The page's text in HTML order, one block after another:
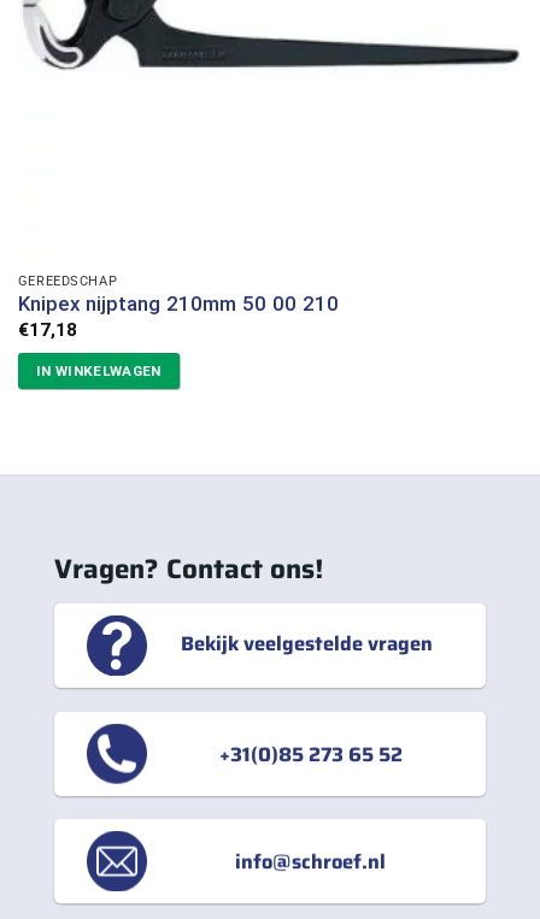
GEREEDSCHAP
Knipex nijptang 210mm 50 00 210
€17,18
IN WINKELWAGEN
Vragen? Contact ons!
Bekijk veelgestelde vragen
+31(0)85 273 65 52
info@schroef.nl